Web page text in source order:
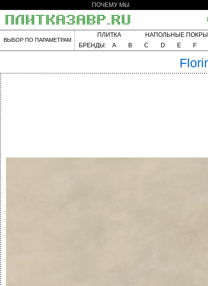
ПОЧЕМУ МЫ
ВЫБОР ПО ПАРАМЕТРАМ
ПЛИТКА НАПОЛЬНЫЕ
БРЕНДЫ:
A B C D E F